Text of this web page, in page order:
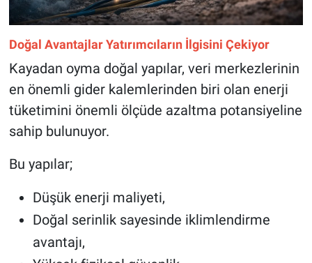
Doğal Avantajlar Yatırımcıların İlgisini Çekiyor
Kayadan oyma doğal yapılar, veri merkezlerinin
en önemli gider kalemlerinden biri olan enerji
tüketimini önemli ölçüde azaltma potansiyeline
sahip bulunuyor.
Bu yapılar;
Düşük enerji maliyeti,
Doğal serinlik sayesinde iklimlendirme
avantajı,